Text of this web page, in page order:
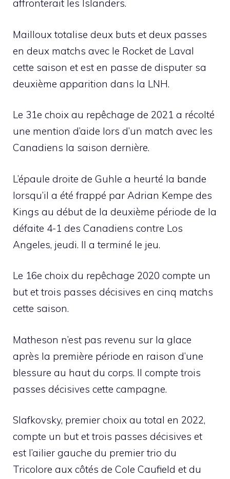
affronterait les Islanders.
Mailloux totalise deux buts et deux passes
en deux matchs avec le Rocket de Laval
cette saison et est en passe de disputer sa
deuxième apparition dans la LNH.
Le 31e choix au repêchage de 2021 a récolté
une mention d’aide lors d’un match avec les
Canadiens la saison dernière.
L’épaule droite de Guhle a heurté la bande
lorsqu’il a été frappé par Adrian Kempe des
Kings au début de la deuxième période de la
défaite 4-1 des Canadiens contre Los
Angeles, jeudi. Il a terminé le jeu.
Le 16e choix du repêchage 2020 compte un
but et trois passes décisives en cinq matchs
cette saison.
Matheson n’est pas revenu sur la glace
après la première période en raison d’une
blessure au haut du corps. Il compte trois
passes décisives cette campagne.
Slafkovsky, premier choix au total en 2022,
compte un but et trois passes décisives et
est l’ailier gauche du premier trio du
Tricolore aux côtés de Cole Caufield et du